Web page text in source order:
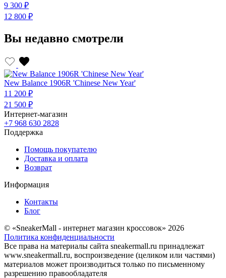
9 300 ₽
12 800 ₽
Вы недавно смотрели
New Balance 1906R 'Chinese New Year'
11 200 ₽
21 500 ₽
Интернет-магазин
+7 968 630 2828
Поддержка
Помощь покупателю
Доставка и оплата
Возврат
Информация
Контакты
Блог
© «SneakerMall - интернет магазин кроссовок» 2026
Политика конфиденциальности
Все права на материалы сайта sneakermall.ru принадлежат
www.sneakermall.ru, воспроизведение (целиком или частями)
материалов может производиться только по письменному
разрешению правообладателя